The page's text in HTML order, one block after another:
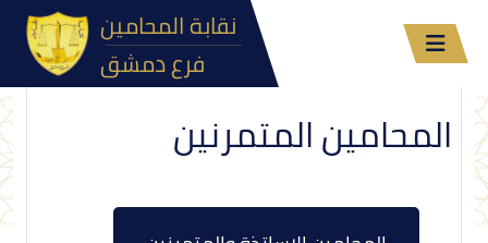
فرع دمشق
المحامين المتمرنين